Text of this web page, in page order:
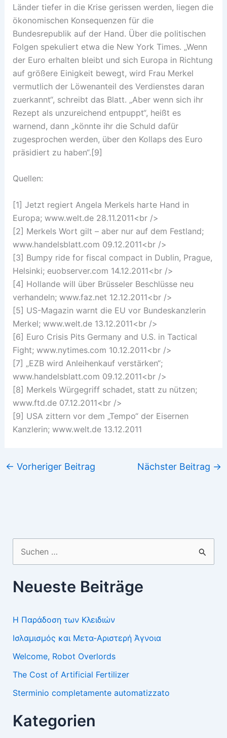
Länder tiefer in die Krise gerissen werden, liegen die
ökonomischen Konsequenzen für die
Bundesrepublik auf der Hand. Über die politischen
Folgen spekuliert etwa die New York Times. „Wenn
der Euro erhalten bleibt und sich Europa in Richtung
auf größere Einigkeit bewegt, wird Frau Merkel
vermutlich der Löwenanteil des Verdienstes daran
zuerkannt“, schreibt das Blatt. „Aber wenn sich ihr
Rezept als unzureichend entpuppt“, heißt es
warnend, dann „könnte ihr die Schuld dafür
zugesprochen werden, über den Kollaps des Euro
präsidiert zu haben“.[9]
Quellen:
[1] Jetzt regiert Angela Merkels harte Hand in
Europa; www.welt.de 28.11.2011<br />
[2] Merkels Wort gilt – aber nur auf dem Festland;
www.handelsblatt.com 09.12.2011<br />
[3] Bumpy ride for fiscal compact in Dublin, Prague,
Helsinki; euobserver.com 14.12.2011<br />
[4] Hollande will über Brüsseler Beschlüsse neu
verhandeln; www.faz.net 12.12.2011<br />
[5] US-Magazin warnt die EU vor Bundeskanzlerin
Merkel; www.welt.de 13.12.2011<br />
[6] Euro Crisis Pits Germany and U.S. in Tactical
Fight; www.nytimes.com 10.12.2011<br />
[7] „EZB wird Anleihenkauf verstärken“;
www.handelsblatt.com 09.12.2011<br />
[8] Merkels Würgegriff schadet, statt zu nützen;
www.ftd.de 07.12.2011<br />
[9] USA zittern vor dem „Tempo“ der Eisernen
Kanzlerin; www.welt.de 13.12.2011
← Vorheriger Beitrag Nächster Beitrag →
nach:
Neueste Beiträge
Η Παράδοση των Κλειδιών
Ισλαμισμός και Μετα-Αριστερή Άγνοια
Welcome, Robot Overlords
The Cost of Artificial Fertilizer
Sterminio completamente automatizzato
Kategorien